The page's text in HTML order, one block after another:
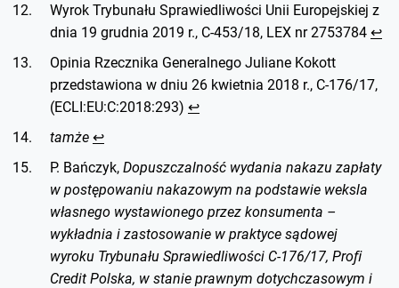
Wyrok Trybunału Sprawiedliwości Unii Europejskiej z
dnia 19 grudnia 2019 r., C-453/18, LEX nr 2753784 ↩︎
Opinia Rzecznika Generalnego Juliane Kokott
przedstawiona w dniu 26 kwietnia 2018 r., C-176/17,
(ECLI:EU:C:2018:293) ↩︎
tamże ↩︎
P. Bańczyk, Dopuszczalność wydania nakazu zapłaty
w postępowaniu nakazowym na podstawie weksla
własnego wystawionego przez konsumenta –
wykładnia i zastosowanie w praktyce sądowej
wyroku Trybunału Sprawiedliwości C-176/17, Proﬁ
Credit Polska, w stanie prawnym dotychczasowym i